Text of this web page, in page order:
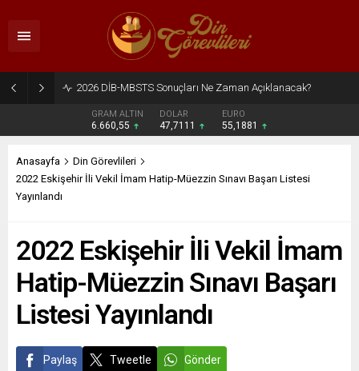
2026 DİB-MBSTS Ne Zaman?
GRAM ALTIN
6.660,55
DOLAR
47,7111
EURO
55,1881
Anasayfa
Din Görevlileri
2022 Eskişehir İli Vekil İmam Hatip-Müezzin Sınavı Başarı Listesi
Yayınlandı
2022 Eskişehir İli Vekil İmam
Hatip-Müezzin Sınavı Başarı
Listesi Yayınlandı
Paylaş Tweetle Gönder